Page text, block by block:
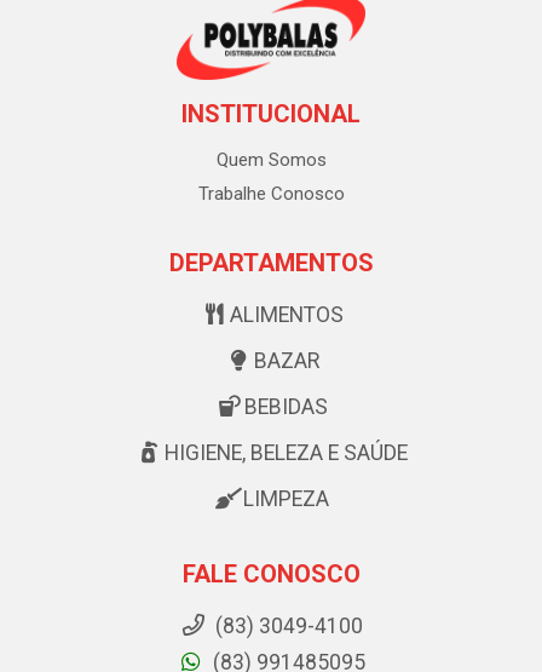
INSTITUCIONAL
Quem Somos
Trabalhe Conosco
DEPARTAMENTOS
ALIMENTOS
BAZAR
BEBIDAS
HIGIENE, BELEZA E SAÚDE
LIMPEZA
FALE CONOSCO
(83) 3049-4100
(83) 991485095